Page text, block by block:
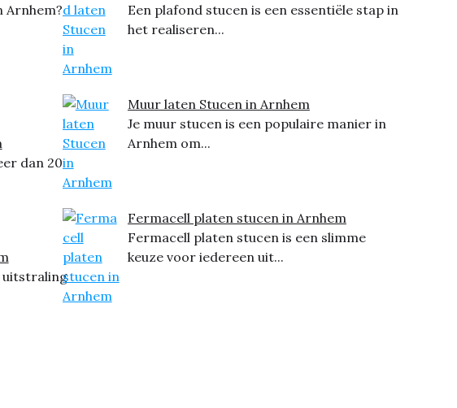
Arnhem?
dan 20
uitstraling
Een plafond stucen is een essentiële stap in
het realiseren...
Muur laten Stucen in Arnhem
Je muur stucen is een populaire manier in
Arnhem om...
Fermacell platen stucen in Arnhem
Fermacell platen stucen is een slimme
keuze voor iedereen uit...